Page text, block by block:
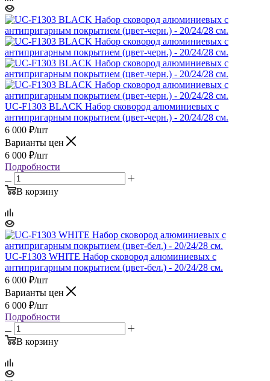
UC-F1303 BLACK Набор сковород алюминиевых с
антипригарным покрытием (цвет-черн.) - 20/24/28 см.
6 000 ₽/шт
Варианты цен
6 000 ₽/шт
Подробности
В корзину
UC-F1303 WHITE Набор сковород алюминиевых с
антипригарным покрытием (цвет-бел.) - 20/24/28 см.
6 000 ₽/шт
Варианты цен
6 000 ₽/шт
Подробности
В корзину